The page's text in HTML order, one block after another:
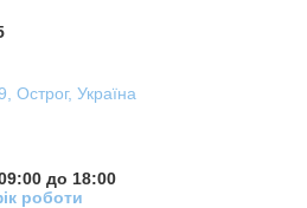
Острог, Україна
до 18:00
роботи